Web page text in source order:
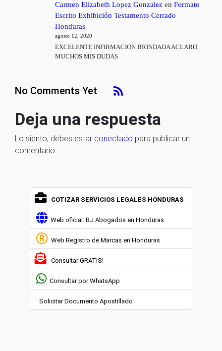
Carmen Elizabeth Lopez Gonzalezen Formato
Escrito Exhibición Testamento Cerrado
Honduras
agosto 12, 2020
EXCELENTE INFIRMACION BRINDADA ACLARO
MUCHOS MIS DUDAS
No Comments Yet
Deja una respuesta
Lo siento, debes estar conectado para publicar un
comentario.
COTIZAR SERVICIOS LEGALES HONDURAS
Web oficial: BJ Abogados en Honduras
Web Registro de Marcas en Honduras
Consultar GRATIS!
Consultar por WhatsApp
Solicitar Documento Apostillado